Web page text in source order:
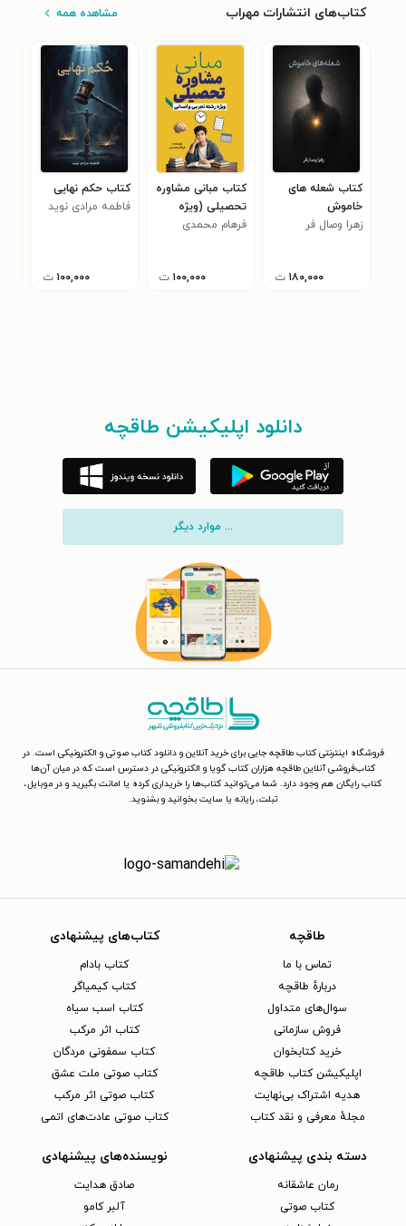
کتاب‌های انتشارات مهراب مشاهده همه
کتاب شعله های
خاموش
زهرا وصال فر
۱۸۰,۰۰۰ ت
کتاب مبانی مشاوره
تحصیلی (ویژه
رشته تجربی و
فرهام محمدی
۱۰۰,۰۰۰ ت
کتاب حکم نهایی
فاطمه مرادی نوید
۱۰۰,۰۰۰ ت
دانلود اپلیکیشن طاقچه
... موارد دیگر
فروشگاه اینترنتی کتاب طاقچه جایی برای خرید آنلاین و دانلود کتاب صوتی و الکترونیکی است. در
کتاب‌فروشی آنلاین طاقچه هزاران کتاب گویا و الکترونیکی در دسترس است که در میان آن‌ها
کتاب رایگان هم وجود دارد. شما می‌توانید کتاب‌ها را خریداری کرده یا امانت بگیرید و در موبایل،
تبلت، رایانه یا سایت بخوانید و بشنوید.
طاقچه
تماس با ما
دربارهٔ طاقچه
سوال‌های متداول
فروش سازمانی
خرید کتابخوان
اپلیکیشن کتاب طاقچه
هدیه اشتراک بی‌نهایت
مجلهٔ معرفی و نقد کتاب
کتاب‌های پیشنهادی
کتاب بادام
کتاب کیمیاگر
کتاب اسب سیاه
کتاب اثر مرکب
کتاب سمفونی مردگان
کتاب صوتی ملت عشق
کتاب صوتی اثر مرکب
کتاب صوتی عادت‌های اتمی
دسته بندی پیشنهادی
رمان عاشقانه
کتاب‌ صوتی
نویسنده‌های پیشنهادی
صادق هدایت
آلبر کامو